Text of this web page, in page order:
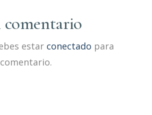
comentario
estar conectado para